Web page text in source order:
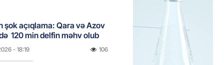
şok açıqlama: Qara və Azov
120 min delfin məhv olub
- 18:19 106